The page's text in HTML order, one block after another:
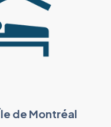
de Montréal